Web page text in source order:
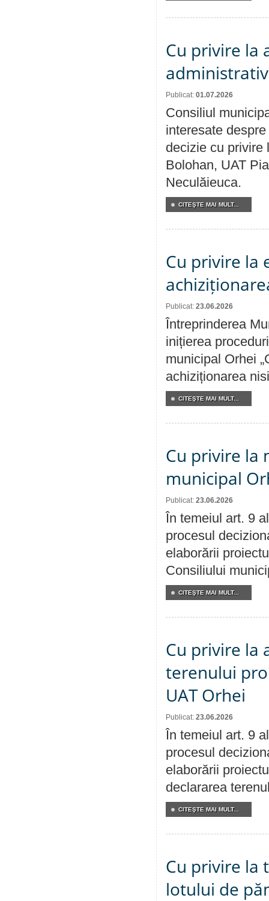
Cu privire la
Publicat: 01.07.2026
Consiliul
interesate
decizie cu privire
Bolohan, UAT
Neculăieuca.
CITEŞTE MAI MULT...
Cu privire la
Publicat: 23.06.2026
Întreprinderea
inițierea
municipal Orhei
achiziționarea
CITEŞTE MAI MULT...
Cu privire la
municipal
Publicat: 23.06.2026
În temeiul art. 9
procesul
elaborării
Consiliului
CITEŞTE MAI MULT...
Cu privire la
terenului
UAT Orhei
Publicat: 23.06.2026
În temeiul art. 9
procesul
elaborării
declararea
CITEŞTE MAI MULT...
Cu privire la
lotului de